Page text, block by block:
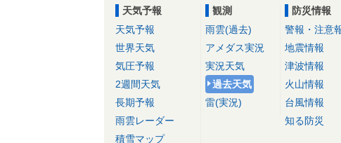
天気予報
天気予報
世界天気
気圧予報
2週間天気
長期予報
雨雲レーダー
積雪マップ
観測
雨雲(過去)
アメダス実況
実況天気
過去天気
雷(実況)
防災情報
警報・注意
地震情報
津波情報
火山情報
台風情報
知る防災